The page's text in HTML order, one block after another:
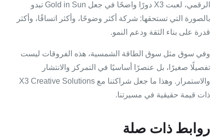
الرقمي، لعبت X3 دورًا واضحًا في جعل Gold in Sun تبدو
بالصورة التي تستحقها: شركة أكثر وضوحًا، وأكثر اتساقًا، وأكثر
قدرة على بناء الثقة ودعم النمو.
وفي سوق مثل سوق الطاقة الشمسية، هذه الفروقات ليست
تفصيلًا صغيرًا، بل عنصرًا أساسيًا في التمركز والانتشار
والاستمرار. وهذا ما جعل شراكتنا مع X3 Creative Solutions
ذات قيمة حقيقية في مسيرتنا.
روابط ذات صلة